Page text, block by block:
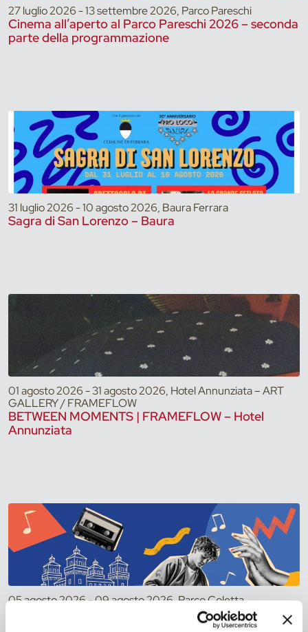
27 luglio 2026 - 13 settembre 2026, Parco Pareschi
Cinema all’aperto al Parco Pareschi 2026 – seconda
parte della programmazione
31 luglio 2026 - 10 agosto 2026, Baura Ferrara
Sagra di San Lorenzo – Baura
01 agosto 2026 - 31 agosto 2026, Hotel Annunziata – ART
GALLERY / FRAMEFLOW
BETWEEN MOMENTS | FRAMEFLOW – Hotel
Annunziata
05 agosto 2026 - 09 agosto 2026, Parco Coletta